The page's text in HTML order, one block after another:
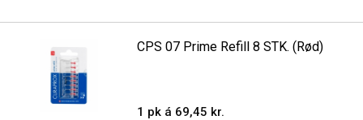
CPS 07 Prime Refill 8 STK. (Rød)
1 pk á 69,45 kr.